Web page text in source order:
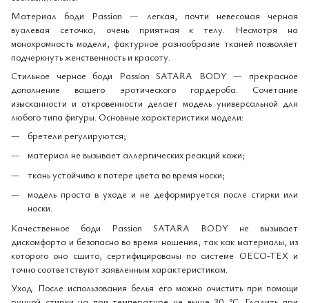
Материал боди Passion — легкая, почти невесомая черная
вуалевая сеточка, очень приятная к телу. Несмотря на
монохромность модели, фактурное разнообразие тканей позволяет
подчеркнуть женственность и красоту.
Стильное черное боди Passion SATARA BODY — прекрасное
дополнение вашего эротического гардероба. Сочетание
изысканности и откровенности делает модель универсальной для
любого типа фигуры. Основные характеристики модели:
бретели регулируются;
материал не вызывает аллергических реакций кожи;
ткань устойчива к потере цвета во время носки;
модель проста в уходе и не деформируется после стирки или
носки.
Качественное боди Passion SATARA BODY не вызывает
дискомфорта и безопасно во время ношения, так как материалы, из
которого оно сшито, сертифицированы по системе OECO-TEX и
точно соответствуют заявленным характеристикам.
Уход. После использования белья его можно очистить при помощи